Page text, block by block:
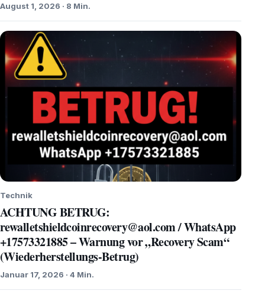
August 1, 2026 · 8 Min.
Technik
ACHTUNG BETRUG:
rewalletshieldcoinrecovery@aol.com / WhatsApp
+17573321885 – Warnung vor „Recovery Scam“
(Wiederherstellungs-Betrug)
Januar 17, 2026 · 4 Min.